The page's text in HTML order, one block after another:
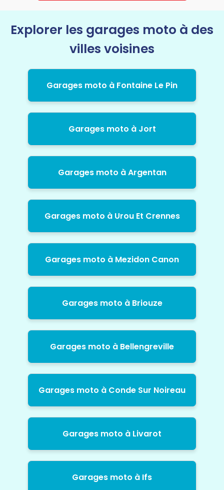
Explorer les garages moto à des
villes voisines
Garages moto à Fontaine Le Pin
Garages moto à Jort
Garages moto à Argentan
Garages moto à Urou Et Crennes
Garages moto à Mezidon Canon
Garages moto à Briouze
Garages moto à Bellengreville
Garages moto à Conde Sur Noireau
Garages moto à Livarot
Garages moto à Ifs